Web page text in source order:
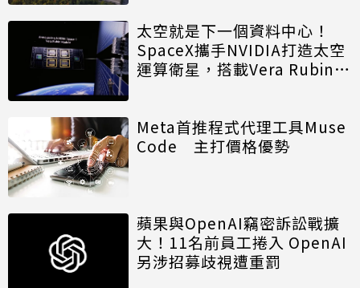
太空就是下一個資料中心！
SpaceX攜手NVIDIA打造太空
運算衛星，搭載Vera Rubin運
Meta首推程式代理工具Muse
Code 主打價格優勢
蘋果與OpenAI竊密訴訟戰擴
大！11名前員工捲入 OpenAI
另涉招募歧視遭重罰